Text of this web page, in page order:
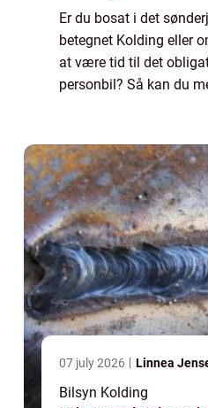
Er du bosat i det
betegnet Kolding eller
at være tid til det
personbil? Så kan du
07 july 2026 Linnea
Bilsyn Kolding